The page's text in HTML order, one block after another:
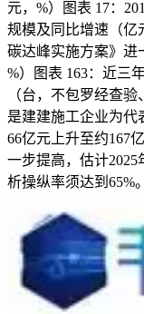
元，%）图表 17：
规模及同比增速（亿
碳达峰实施方案》进
%）图表 163：近三
（台，不包罗经查
是建建施工企业为代
66亿元上升至约167
一步提高，估计
析操纵率须达到65%。